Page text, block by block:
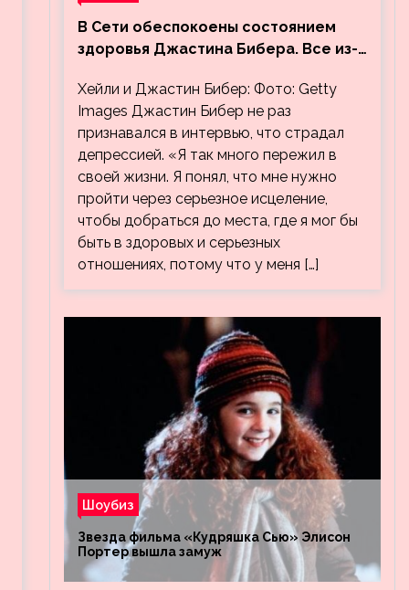
В Сети обеспокоены состоянием
здоровья Джастина Бибера. Все из-
успокаивает Хейли
Хейли и Джастин Бибер: Фото: Getty
Images Джастин Бибер не раз
признавался в интервью, что страдал
депрессией. «Я так много пережил в
своей жизни. Я понял, что мне нужно
пройти через серьезное исцеление,
чтобы добраться до места, где я мог бы
быть в здоровых и серьезных
отношениях, потому что у меня […]
Шоубиз
Звезда фильма «Кудряшка Сью» Элисон
Портер вышла замуж